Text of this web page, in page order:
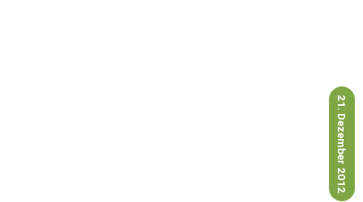
21. Dezember 2012